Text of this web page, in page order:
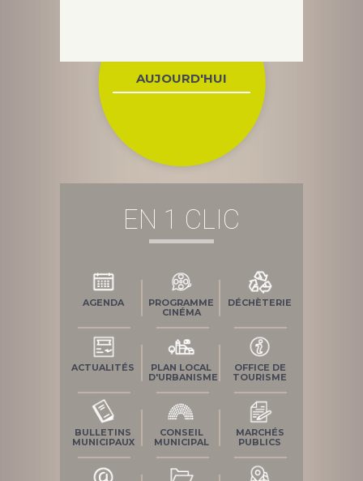
AUJOURD'HUI
EN 1 CLIC
AGENDA
PROGRAMME
CINÉMA
DÉCHÈTERIE
ACTUALITÉS
PLAN LOCAL
D'URBANISME
OFFICE DE
TOURISME
BULLETINS
MUNICIPAUX
CONSEIL
MUNICIPAL
MARCHÉS
PUBLICS